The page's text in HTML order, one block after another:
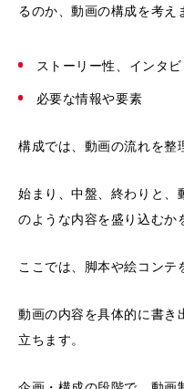
るのか、動画の構成を考え
ストーリー性、インタ
必要な情報や要素
構成では、動画の流れを整
始まり、中盤、終わりと、
のような内容を盛り込むか
ここでは、脚本や絵コンテ
動画の内容を具体的に書き
立ちます。